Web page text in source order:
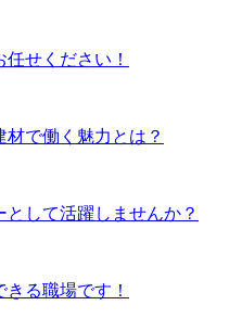
せください！
で働く魅力とは？
として活躍しませんか？
きる職場です！